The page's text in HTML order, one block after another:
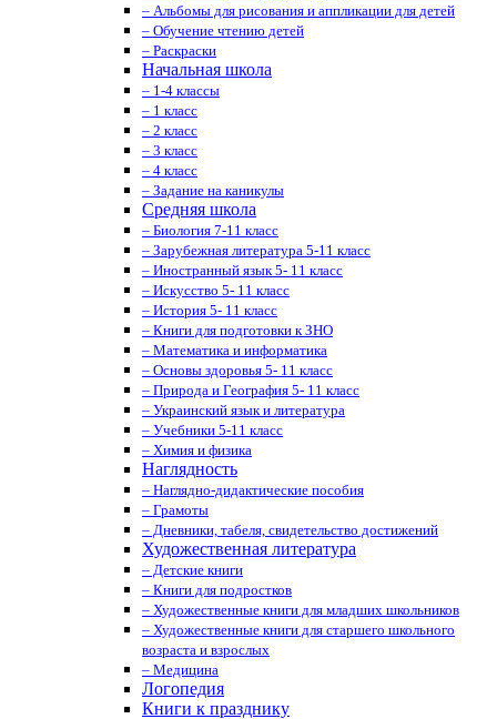
– Альбомы для рисования и аппликации для детей
– Обучение чтению детей
– Раскраски
Начальная школа
– 1-4 классы
– 1 класс
– 2 класс
– 3 класс
– 4 класс
– Задание на каникулы
Средняя школа
– Биология 7-11 класс
– Зарубежная литература 5-11 класс
– Иностранный язык 5- 11 класс
– Искусство 5- 11 класс
– История 5- 11 класс
– Книги для подготовки к ЗНО
– Математика и информатика
– Основы здоровья 5- 11 класс
– Природа и География 5- 11 класс
– Украинский язык и литература
– Учебники 5-11 класс
– Химия и физика
Наглядность
– Наглядно-дидактические пособия
– Грамоты
– Дневники, табеля, свидетельство достижений
Художественная литература
– Детские книги
– Книги для подростков
– Художественные книги для младших школьников
– Художественные книги для старшего школьного
возраста и взрослых
– Медицина
Логопедия
Книги к празднику